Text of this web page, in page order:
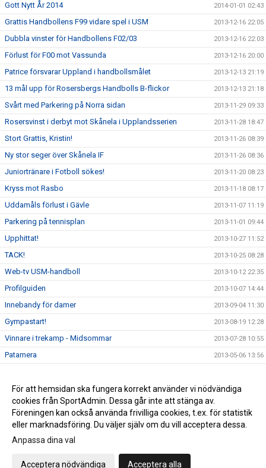
Gott Nytt År 2014 2014-01-01 02:43
Grattis Handbollens F99 vidare spel i USM 2013-12-16 22:05
Dubbla vinster för Handbollens F02/03 2013-12-16 22:03
Förlust för F00 mot Vassunda 2013-12-16 20:00
Patrice försvarar Uppland i handbollsmålet 2013-12-13 21:19
13 mål upp för Rosersbergs Handbolls B-flickor 2013-12-13 21:18
Svårt med Parkering på Norra sidan 2013-11-29 09:33
Rosersvinst i derbyt mot Skånela i Upplandsserien 2013-11-28 18:47
Stort Grattis, Kristin! 2013-11-26 08:39
Ny stor seger över Skånela IF 2013-11-26 08:36
Juniortränare i Fotboll sökes! 2013-11-20 08:23
Kryss mot Rasbo 2013-11-18 08:17
Uddamåls förlust i Gävle 2013-11-07 11:19
Parkering på tennisplan 2013-11-01 09:44
Upphittat! 2013-10-27 11:52
TACK! 2013-10-25 08:28
Web-tv USM-handboll 2013-10-12 22:35
Profilguiden 2013-10-07 14:44
Innebandy för damer 2013-09-04 11:30
Gympastart! 2013-08-19 12:28
Vinnare i trekamp - Midsommar 2013-07-28 10:55
Patamera 2013-05-06 13:56
Valborg 2013 2013-04-30 08:46
Nya medlemsavgifter inom RIK 2013-04-24 09:57
Gå till Webbversion
För att hemsidan ska fungera korrekt använder vi nödvändiga
cookies från SportAdmin. Dessa går inte att stänga av.
Föreningen kan också använda frivilliga cookies, t.ex. för statistik
eller marknadsföring. Du väljer själv om du vill acceptera dessa.
Anpassa dina val
Acceptera nödvändiga Acceptera alla